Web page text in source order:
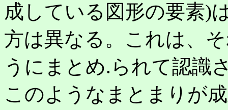
成している図形の要素)
方は異なる。これは、
うにまとめ.られて認識
このようなまとまりが